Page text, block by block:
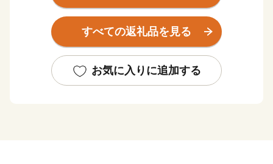
あなたのふるさと“えいへいじ”はどんな顔をしています
友と一緒に学び、笑い、時には泣いた、ふるさと“えい
へいじ”。
すべての返礼品を見る
お気に入りに追加する